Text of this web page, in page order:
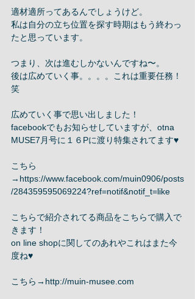
適材適所ってあるんでしょうけど。
私は自分の立ち位置を探す時期はもう終わっ
たと思っています。
つまり、次は進むしかないんですね〜。
後は広めていく事。。。。これは重要任務！
笑
広めていく事で思い出しました！
facebookでもお知らせしていますが、otna
MUSE7月号に１６Pに渡り特集されてます♥︎
こちら
→https://www.facebook.com/muin0906/posts
/284359595069224?ref=notif&notif_t=like
こちらで紹介されてる商品をこちらで購入で
きます！
on line shopに関してのあれやこれはまた今
度ね♥︎
こちら→http://muin-musee.com